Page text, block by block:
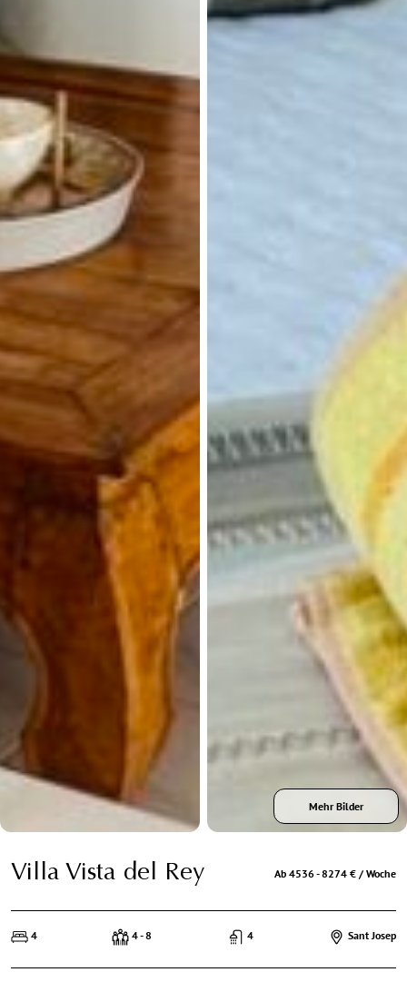
Mehr Bilder
Villa Vista del Rey
4 4 - 8 4 Sant Josep
Ab 4536 - 8274 € / Woche